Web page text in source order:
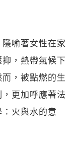
喻著女性在家
，熱帶氣候下
，被點燃的生
更加呼應著法
火與水的意